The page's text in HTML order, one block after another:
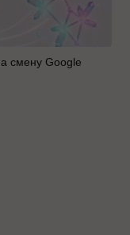
смену Google